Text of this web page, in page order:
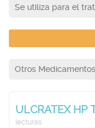
Se utiliza para el
Otros
ULCRATEX HP
lecturas